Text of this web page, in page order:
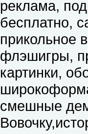
реклама,
бесплатно,
прикольное
флэшигры,
картинки,
смешные